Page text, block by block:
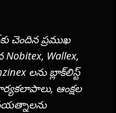
చెందిన ప్రముఖ
Nobitex, Wallex,
లను బ్లాక్‌లిస్ట్
ఆంక్షల